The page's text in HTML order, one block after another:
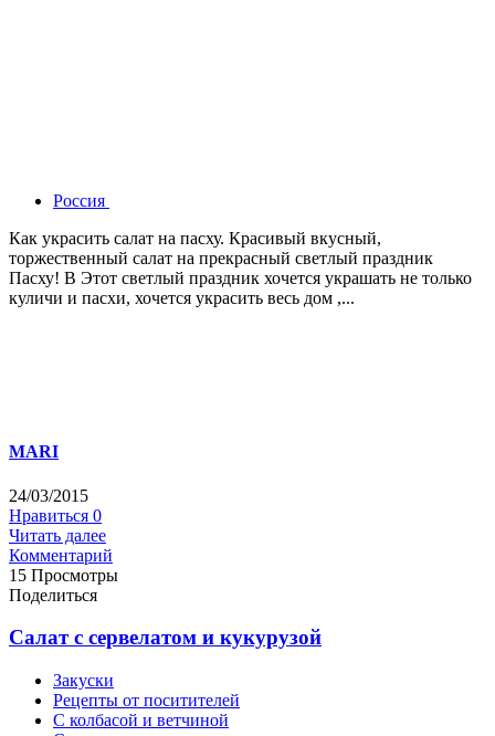
Россия
Как украсить салат на пасху. Красивый вкусный,
торжественный салат на прекрасный светлый праздник
Пасху! В Этот светлый праздник хочется украшать не только
куличи и пасхи, хочется украсить весь дом ,...
MARI
24/03/2015
Нравиться 0
Читать далее
Комментарий
15 Просмотры
Поделиться
Салат с сервелатом и кукурузой
Закуски
Рецепты от поситителей
С колбасой и ветчиной